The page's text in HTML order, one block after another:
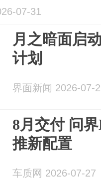
07-31
月之暗面启
计划
界面新闻 2026-07-
8月交付 问
推新配置
车质网 2026-07-27